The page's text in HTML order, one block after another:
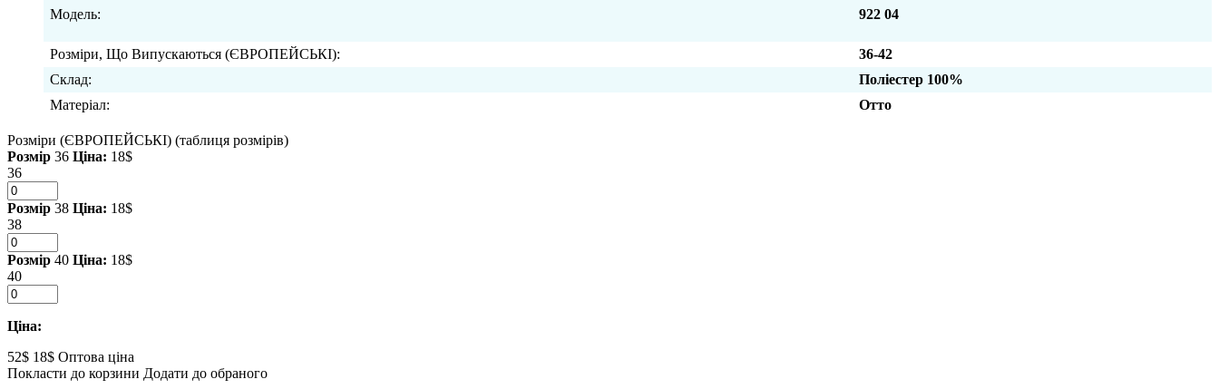
Модель: 922 04
Розміри, Що Випускаються (ЄВРОПЕЙСЬКІ):
36-42
Склад:
Поліестер 100%
Матеріал:
Отто
Розміри (ЄВРОПЕЙСЬКІ) (таблиця розмірів)
Розмір 36 Ціна: 18$
36
Розмір 38 Ціна: 18$
38
Розмір 40 Ціна: 18$
40
Ціна:
52$ 18$ Оптова ціна
Покласти до корзини Додати до обраного